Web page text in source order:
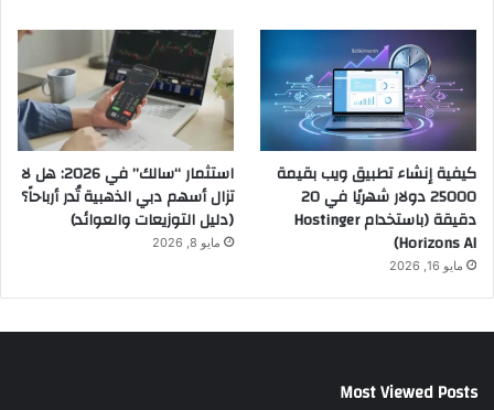
كيفية إنشاء تطبيق ويب بقيمة
25000 دولار شهريًا في 20
دقيقة (باستخدام Hostinger
Horizons AI)
مايو 16, 2026
استثمار “سالك” في 2026: هل لا
تزال أسهم دبي الذهبية تُدر أرباحاً؟
(دليل التوزيعات والعوائد)
مايو 8, 2026
Most Viewed Posts